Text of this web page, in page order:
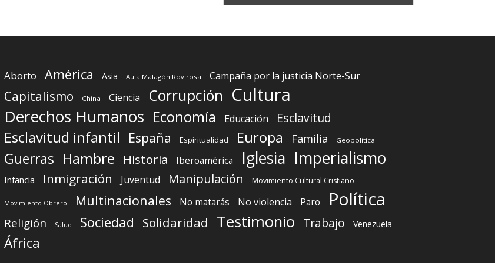
Aborto América Asia Aula Malagón Rovirosa Campaña por la justicia Norte-Sur
Capitalismo China Ciencia Corrupción Cultura
Derechos Humanos Economía Educación Esclavitud
Esclavitud infantil España Espiritualidad Europa Familia Geopolítica
Guerras Hambre Historia Iberoamérica Iglesia Imperialismo
Infancia Inmigración Juventud Manipulación Movimiento Cultural Cristiano
Movimiento Obrero Multinacionales No matarás No violencia Paro Política
Religión Salud Sociedad Solidaridad Testimonio Trabajo Venezuela
África